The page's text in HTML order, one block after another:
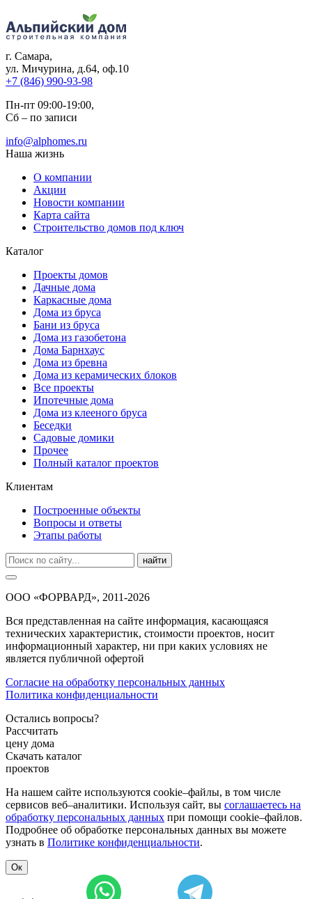
г. Самара,
ул. Мичурина, д.64, оф.10
+7 (846) 990-93-98
Пн-пт 09:00-19:00,
Сб – по записи
info@alphomes.ru
Наша жизнь
О компании
Акции
Новости компании
Карта сайта
Строительство домов под ключ
Каталог
Проекты домов
Дачные дома
Каркасные дома
Дома из бруса
Бани из бруса
Дома из газобетона
Дома Барнхаус
Дома из бревна
Дома из керамических блоков
Все проекты
Ипотечные дома
Дома из клееного бруса
Беседки
Садовые домики
Прочее
Полный каталог проектов
Клиентам
Построенные объекты
Вопросы и ответы
Этапы работы
найти
ООО «ФОРВАРД», 2011-2026
Вся представленная на сайте информация, касающаяся
технических характеристик, стоимости проектов, носит
информационный характер, ни при каких условиях не
является публичной офертой
Согласие на обработку персональных данных
Политика конфиденциальности
Остались вопросы?
Рассчитать
цену дома
Скачать каталог
проектов
На нашем сайте используются cookie–файлы, в том числе
сервисов веб–аналитики. Используя сайт, вы соглашаетесь на
обработку персональных данных при помощи cookie–файлов.
Подробнее об обработке персональных данных вы можете
узнать в Политике конфиденциальности.
Ок